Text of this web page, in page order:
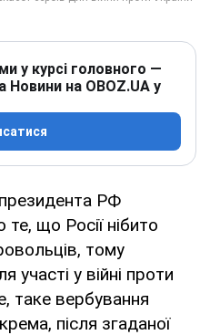
у курсі головного —
Новини на OBOZ.UA у
РФ
що Росії нібито
тому
участі у війні проти
таке вербування
після згаданої